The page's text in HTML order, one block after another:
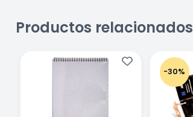
Productos relacionados
-30%